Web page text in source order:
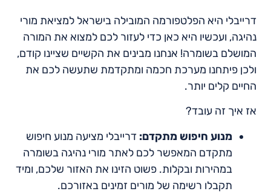
דרייבלי היא הפלטפורמה המובילה בישראל למציאת מורי
נהיגה, ועכשיו היא כאן כדי לעזור לכם למצוא את המורה
המושלם בשומרה! אנחנו מבינים את הקשיים שציינו קודם,
ולכן פיתחנו מערכת חכמה ומתקדמת שתעשה לכם את
החיים קלים יותר.
אז איך זה עובד?
מנוע חיפוש מתקדם: דרייבלי מציעה מנוע חיפוש
מתקדם המאפשר לכם לאתר מורי נהיגה בשומרה
במהירות ובקלות. פשוט הזינו את האזור שלכם, ומיד
תקבלו רשימה של מורים זמינים באזורכם.